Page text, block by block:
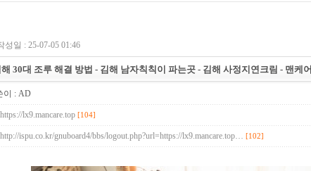
성일 : 25-07-05 01:46
해 30대 조루 해결 방법 - 김해 남자칙칙이 파는곳 - 김해 사정지연크림 - 맨케어
이 : AD
https://lx9.mancare.top [104]
http://ispu.co.kr/gnuboard4/bbs/logout.php?url=https://lx9.mancare.top… [102]